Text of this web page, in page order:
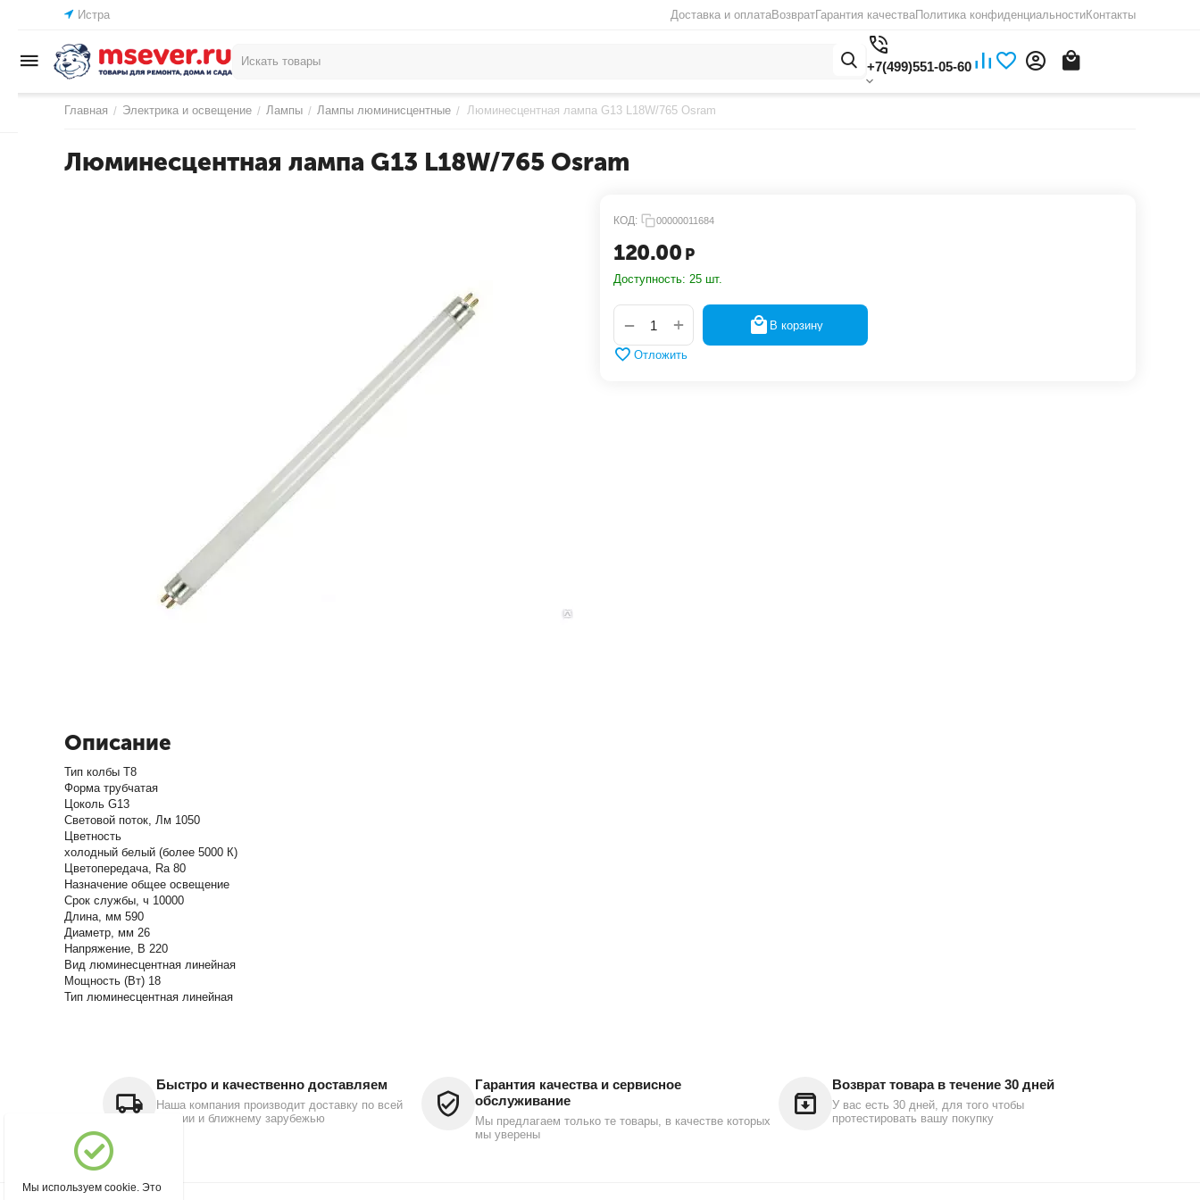
Истра Доставка и оплатаВозвратГарантия качестваПолитика конфиденциальностиКонтакты
+7(499)551-05-60
Главная / Электрика и освещение / Лампы / Лампы люминисцентные / Люминесцентная лампа G13 L18W/765 Osram
Люминесцентная лампа G13 L18W/765 Osram
КОД: 00000011684
120.00 Р
Доступность: 25 шт.
+
− В корзину
Отложить
Описание
Тип колбы T8
Форма трубчатая
Цоколь G13
Световой поток, Лм 1050
Цветность
холодный белый (более 5000 К)
Цветопередача, Ra 80
Назначение общее освещение
Срок службы, ч 10000
Длина, мм 590
Диаметр, мм 26
Напряжение, В 220
Вид люминесцентная линейная
Мощность (Вт) 18
Тип люминесцентная линейная
Быстро и качественно доставляем
Наша компания производит доставку по всей
России и ближнему зарубежью
Гарантия качества и сервисное
обслуживание
Мы предлагаем только те товары, в качестве которых
мы уверены
Возврат товара в течение 30 дней
У вас есть 30 дней, для того чтобы
протестировать вашу покупку
Мы используем cookie. Это